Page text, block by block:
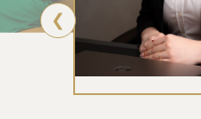
❮